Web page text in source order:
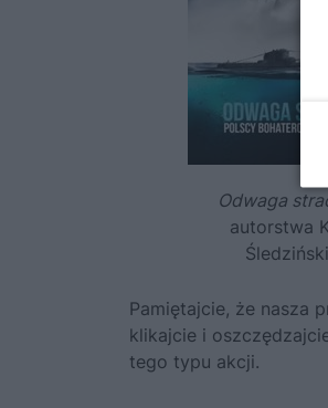
Odwaga
autorstwa
Pamiętajcie, że nasza
klikajcie i
tego typu akcji.